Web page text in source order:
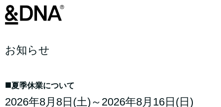
お知らせ
■夏季休業について
2026年8月8日(土)～2026年8月16日(日)